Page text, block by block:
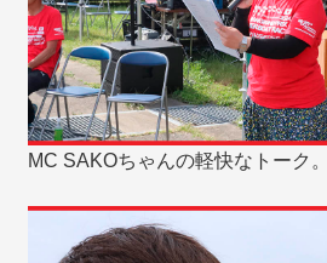
MC SAKOちゃんの軽快なトーク。